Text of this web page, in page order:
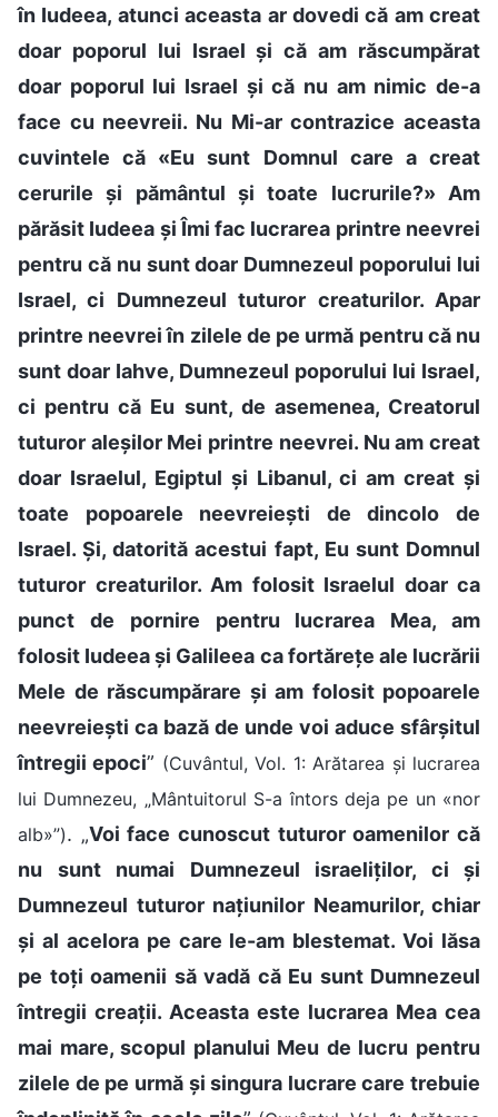
în Iudeea, atunci aceasta ar dovedi că am creat
doar poporul lui Israel și că am răscumpărat
doar poporul lui Israel și că nu am nimic de-a
face cu neevreii. Nu Mi-ar contrazice aceasta
cuvintele că «Eu sunt Domnul care a creat
cerurile și pământul și toate lucrurile?» Am
părăsit Iudeea și Îmi fac lucrarea printre neevrei
pentru că nu sunt doar Dumnezeul poporului lui
Israel, ci Dumnezeul tuturor creaturilor. Apar
printre neevrei în zilele de pe urmă pentru că nu
sunt doar Iahve, Dumnezeul poporului lui Israel,
ci pentru că Eu sunt, de asemenea, Creatorul
tuturor aleșilor Mei printre neevrei. Nu am creat
doar Israelul, Egiptul și Libanul, ci am creat și
toate popoarele neevreiești de dincolo de
Israel. Și, datorită acestui fapt, Eu sunt Domnul
tuturor creaturilor. Am folosit Israelul doar ca
punct de pornire pentru lucrarea Mea, am
folosit Iudeea și Galileea ca fortărețe ale lucrării
Mele de răscumpărare și am folosit popoarele
neevreiești ca bază de unde voi aduce sfârșitul
întregii epoci” (Cuvântul, Vol. 1: Arătarea și lucrarea
lui Dumnezeu, „Mântuitorul S-a întors deja pe un «nor
alb»”). „Voi face cunoscut tuturor oamenilor că
nu sunt numai Dumnezeul israeliților, ci și
Dumnezeul tuturor națiunilor Neamurilor, chiar
și al acelora pe care le-am blestemat. Voi lăsa
pe toți oamenii să vadă că Eu sunt Dumnezeul
întregii creații. Aceasta este lucrarea Mea cea
mai mare, scopul planului Meu de lucru pentru
zilele de pe urmă și singura lucrare care trebuie